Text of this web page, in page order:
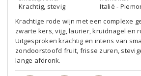
Krachtig, stevig
Italië -
Krachtige rode wijn met een complexe
zwarte kers, vijg, laurier, kruidnagel en
Uitgesproken krachtig en intens van
zondoorstoofd fruit, frisse zuren,
lange afdronk.